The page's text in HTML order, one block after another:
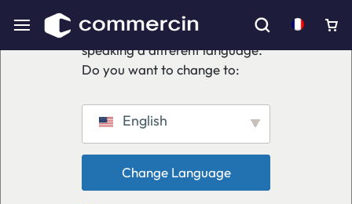
We've detected you might be
speaking a different language.
Do you want to change to:
English
Change Language